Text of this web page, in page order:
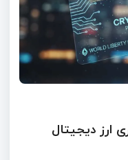
ارز دیجیتال